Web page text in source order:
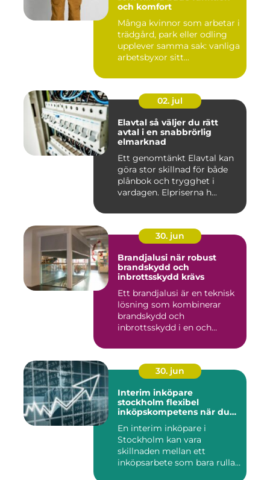
och komfort
Många kvinnor som arbetar i
trädgård, park eller odling
upplever samma sak: vanliga
arbetsbyxor sitt...
02. jul
Elavtal så väljer du rätt
avtal i en snabbrörlig
elmarknad
Ett genomtänkt Elavtal kan
göra stor skillnad för både
plånbok och trygghet i
vardagen. Elpriserna h...
30. jun
Brandjalusi när robust
brandskydd och
inbrottsskydd krävs
Ett brandjalusi är en teknisk
lösning som kombinerar
brandskydd och
inbrottsskydd i en och
30. jun
Interim inköpare
stockholm flexibel
inköpskompetens när du
En interim inköpare i
Stockholm kan vara
skillnaden mellan ett
inköpsarbete som bara rullar